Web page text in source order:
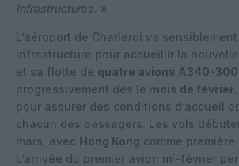
infrastructures. »
L’aéroport de Charleroi va
infrastructure pour accueillir la
et sa flotte de quatre avions A340-300
progressivement dès le mois de février
pour assurer des conditions d’accueil
chacun des passagers. Les vols
mars, avec Hong Kong comme
L’arrivée du premier avion mi-février